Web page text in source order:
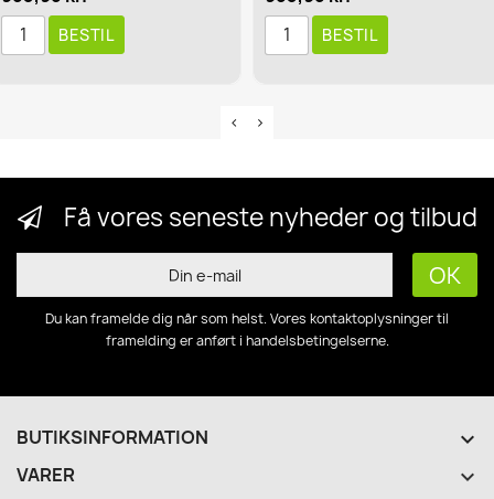
Få vores seneste nyheder og tilbud
Du kan framelde dig når som helst. Vores kontaktoplysninger til
framelding er anført i handelsbetingelserne.
BUTIKSINFORMATION keyboard_arrow_down
VARER 